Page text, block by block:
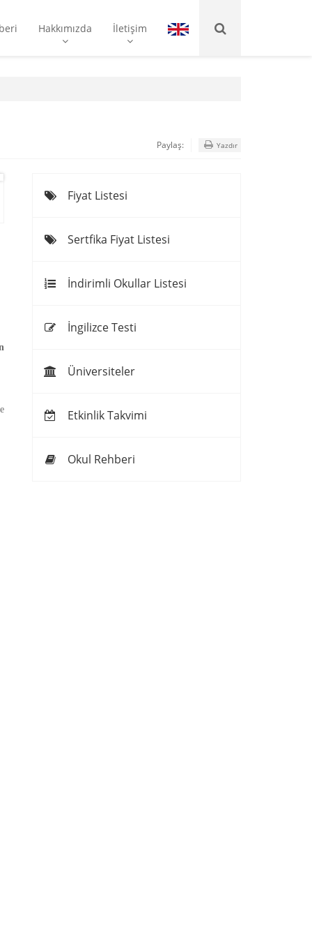
Hakkımızda İletişim
Paylaş: Yazdır
Fiyat Listesi
Sertfika Fiyat Listesi
İndirimli Okullar Listesi
İngilizce Testi
Üniversiteler
Etkinlik Takvimi
Okul Rehberi